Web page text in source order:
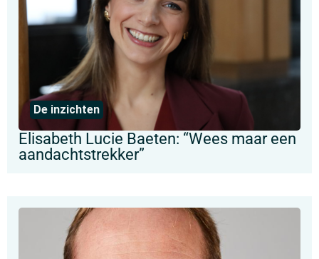
De inzichten
Elisabeth Lucie Baeten: “Wees maar een
aandachtstrekker”